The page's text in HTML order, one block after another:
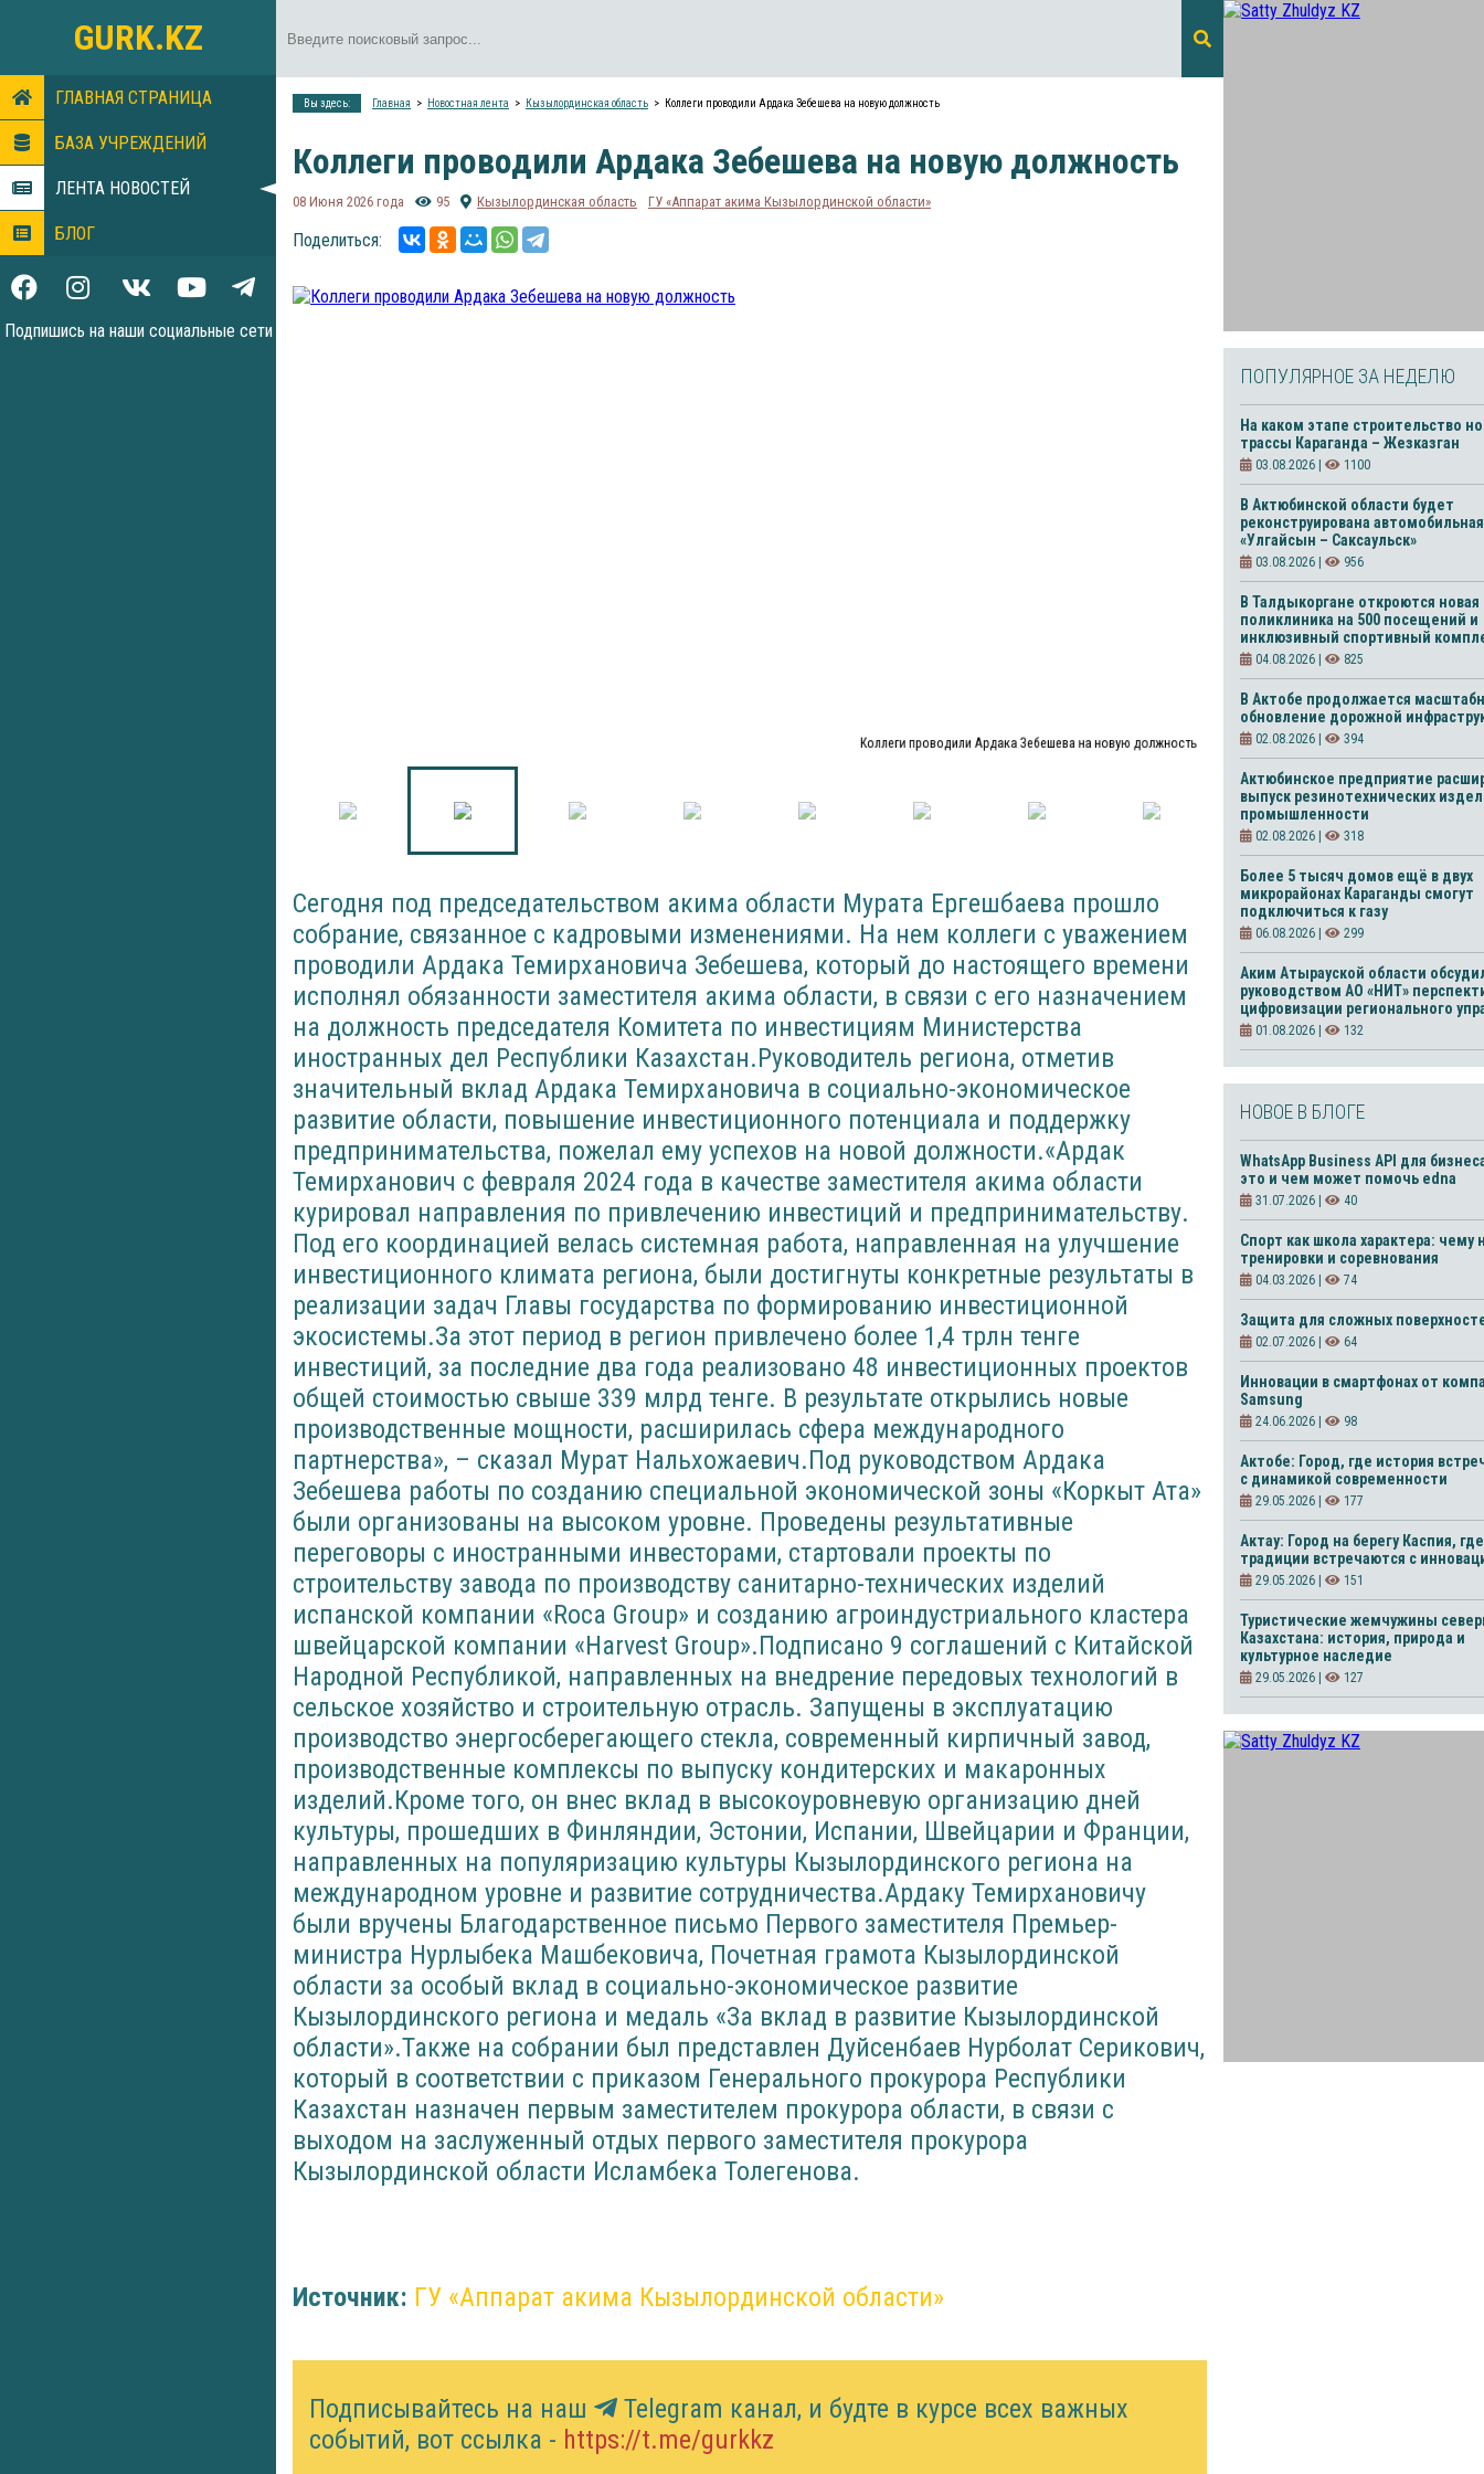
GURK.KZ
ГЛАВНАЯ СТРАНИЦА
БАЗА УЧРЕЖДЕНИЙ
ЛЕНТА НОВОСТЕЙ
БЛОГ
Подпишись на наши социальные сети
Вы здесь: Главная Новостная лента Кызылординская область Коллеги проводили Ардака Зебешева на новую должность
Коллеги проводили Ардака Зебешева на новую должность
08 Июня 2026 года 95 Кызылординская область ГУ «Аппарат акима Кызылординской области»
Поделиться:
Коллеги проводили Ардака Зебешева на новую должность
Сегодня под председательством акима области Мурата Ергешбаева прошло
собрание, связанное с кадровыми изменениями. На нем коллеги с уважением
проводили Ардака Темирхановича Зебешева, который до настоящего времени
исполнял обязанности заместителя акима области, в связи с его назначением
на должность председателя Комитета по инвестициям Министерства
иностранных дел Республики Казахстан.Руководитель региона, отметив
значительный вклад Ардака Темирхановича в социально-экономическое
развитие области, повышение инвестиционного потенциала и поддержку
предпринимательства, пожелал ему успехов на новой должности.«Ардак
Темирханович с февраля 2024 года в качестве заместителя акима области
курировал направления по привлечению инвестиций и предпринимательству.
Под его координацией велась системная работа, направленная на улучшение
инвестиционного климата региона, были достигнуты конкретные результаты в
реализации задач Главы государства по формированию инвестиционной
экосистемы.За этот период в регион привлечено более 1,4 трлн тенге
инвестиций, за последние два года реализовано 48 инвестиционных проектов
общей стоимостью свыше 339 млрд тенге. В результате открылись новые
производственные мощности, расширилась сфера международного
партнерства», – сказал Мурат Нальхожаевич.Под руководством Ардака
Зебешева работы по созданию специальной экономической зоны «Коркыт Ата»
были организованы на высоком уровне. Проведены результативные
переговоры с иностранными инвесторами, стартовали проекты по
строительству завода по производству санитарно-технических изделий
испанской компании «Roca Group» и созданию агроиндустриального кластера
швейцарской компании «Harvest Group».Подписано 9 соглашений с Китайской
Народной Республикой, направленных на внедрение передовых технологий в
сельское хозяйство и строительную отрасль. Запущены в эксплуатацию
производство энергосберегающего стекла, современный кирпичный завод,
производственные комплексы по выпуску кондитерских и макаронных
изделий.Кроме того, он внес вклад в высокоуровневую организацию дней
культуры, прошедших в Финляндии, Эстонии, Испании, Швейцарии и Франции,
направленных на популяризацию культуры Кызылординского региона на
международном уровне и развитие сотрудничества.Ардаку Темирхановичу
были вручены Благодарственное письмо Первого заместителя Премьер-
министра Нурлыбека Машбековича, Почетная грамота Кызылординской
области за особый вклад в социально-экономическое развитие
Кызылординского региона и медаль «За вклад в развитие Кызылординской
области».Также на собрании был представлен Дуйсенбаев Нурболат Серикович,
который в соответствии с приказом Генерального прокурора Республики
Казахстан назначен первым заместителем прокурора области, в связи с
выходом на заслуженный отдых первого заместителя прокурора
Кызылординской области Исламбека Толегенова.
Источник: ГУ «Аппарат акима Кызылординской области»
Подписывайтесь на наш
Telegram канал, и будте в курсе всех важных
событий, вот ссылка - https://t.me/gurkkz
ПОПУЛЯРНОЕ ЗА НЕДЕЛЮ
На каком этапе строительство
трассы Караганда – Жезказган
03.08.2026 | 1100
В Актюбинской области будет
реконструирована
«Улгайсын – Саксаульск»
03.08.2026 | 956
В Талдыкоргане откроются новая
поликлиника на 500 посещений и
инклюзивный спортивный
04.08.2026 | 825
В Актобе продолжается
обновление дорожной
02.08.2026 | 394
Актюбинское предприятие
выпуск резинотехнических
промышленности
02.08.2026 | 318
Более 5 тысяч домов ещё в двух
микрорайонах Караганды смогут
подключиться к газу
06.08.2026 | 299
Аким Атырауской области
руководством АО «НИТ»
цифровизации регионального
01.08.2026 | 132
НОВОЕ В БЛОГЕ
WhatsApp Business API для
это и чем может помочь edna
31.07.2026 | 40
Спорт как школа характера: чему
тренировки и соревнования
04.03.2026 | 74
Защита для сложных
02.07.2026 | 64
Инновации в смартфонах от
Samsung
24.06.2026 | 98
Актобе: Город, где история
с динамикой современности
29.05.2026 | 177
Актау: Город на берегу Каспия, где
традиции встречаются с
29.05.2026 | 151
Туристические жемчужины
Казахстана: история, природа и
культурное наследие
29.05.2026 | 127